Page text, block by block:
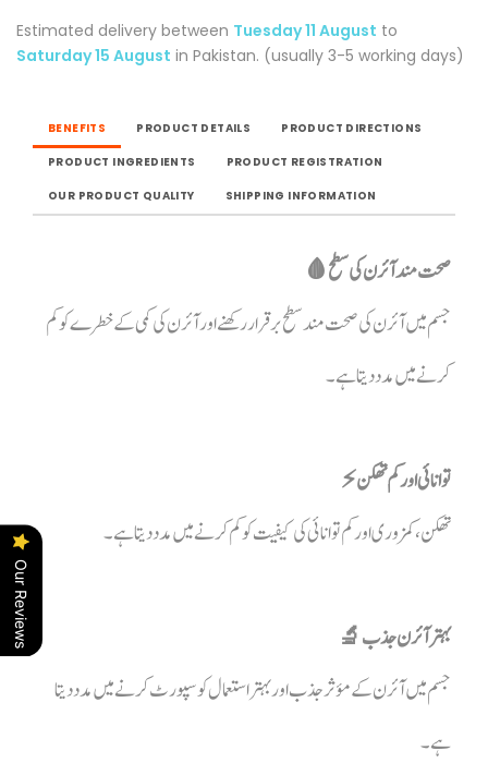
Estimated delivery between Tuesday 11 August to
Saturday 15 August in Pakistan. (usually 3-5 working days)
BENEFITS PRODUCT DETAILS PRODUCT DIRECTIONS
PRODUCT INGREDIENTS PRODUCT REGISTRATION
OUR PRODUCT QUALITY SHIPPING INFORMATION
صحت مند آئرن کی سطح 🩸
جسم میں آئرن کی صحت مند سطح برقرار رکھنے اور آئرن کی کمی کے خطرے کو کم
کرنے میں مدد دیتا ہے۔
توانائی اور کم تھکن ⚡
تھکن، کمزوری اور کم توانائی کی کیفیت کو کم کرنے میں مدد دیتا ہے۔
بہتر آئرن جذب 🔬
جسم میں آئرن کے مؤثر جذب اور بہتر استعمال کو سپورٹ کرنے میں مدد دیتا
ہے۔
Our Reviews